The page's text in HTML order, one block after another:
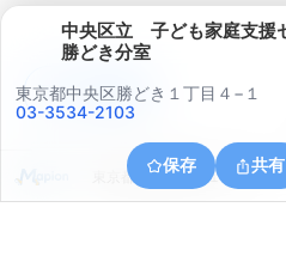
中央区立 子ども家庭支援
勝どき分室
東京都中央区勝どき１丁目４−１
03-3534-2103
保存 共有
東京都江東区東雲１丁目７
アプリで見る